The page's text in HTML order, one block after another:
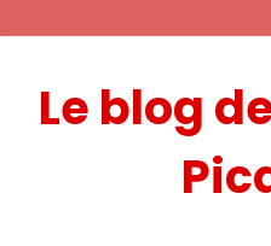
Le blog